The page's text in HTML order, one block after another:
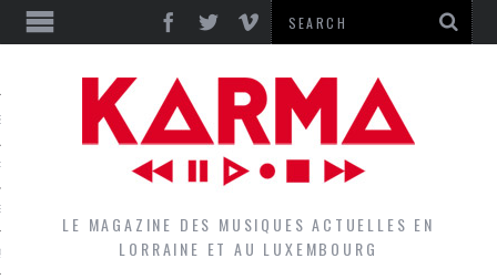
LE MAGAZINE DES MUSIQUES ACTUELLES EN
LORRAINE ET AU LUXEMBOURG